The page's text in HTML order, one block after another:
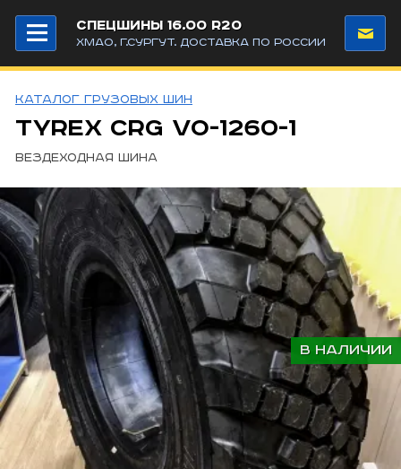
СПЕЦШИНЫ 16.00 R20
ХМАО, Г.СУРГУТ. ДОСТАВКА ПО РОССИИ
каталог грузовых шин
TyRex CRG VO-1260-1
Вездеходная шина
В НАЛИЧИИ